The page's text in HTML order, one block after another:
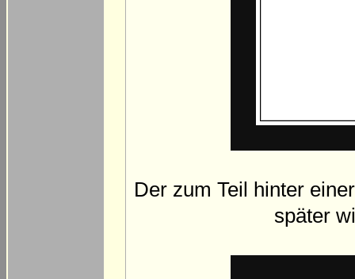
Der zum Teil hinter
später